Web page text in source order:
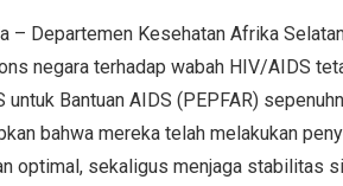
– Departemen Kesehatan Afrika
negara terhadap wabah HIV/AIDS
untuk Bantuan AIDS (PEPFAR)
bahwa mereka telah melakukan
optimal, sekaligus menjaga stabilitas